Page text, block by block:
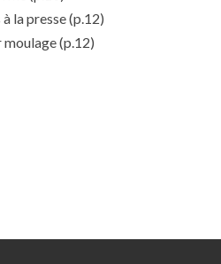
la presse(p.12)
moulage(p.12)